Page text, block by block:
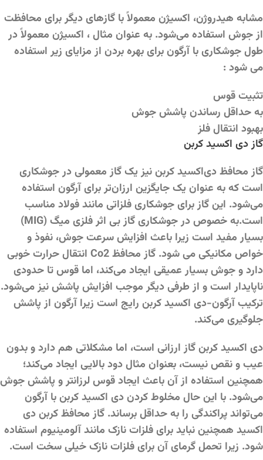
مشابه هیدروژن، اکسیژن معمولاً با گازهای دیگر برای محافظت
از جوش استفاده می‌شود. به عنوان مثال ، اکسیژن معمولاً در
طول جوشکاری با آرگون برای بهره بردن از مزایای زیر استفاده
می شود :
تثبیت قوس
به حداقل رساندن پاشش جوش
بهبود انتقال فلز
گاز دی اکسید کربن
گاز محافظ دی‌اکسید کربن نیز یک گاز معمولی در جوشکاری
است که به عنوان یک جایگزین ارزان‌تر برای آرگون استفاده
می‌شود. این گاز برای جوشکاری فلزاتی مانند فولاد مناسب
است.به خصوص در جوشکاری گاز بی اثر فلزی میگ (MIG)
بسیار مفید است زیرا باعث افزایش سرعت جوش، نفوذ و
خواص مکانیکی می شود. گاز محافظ Co2 انتقال حرارت خوبی
دارد و جوش بسیار عمیقی ایجاد می‌کند، اما قوس تا حدودی
ناپایدار است و از طرفی دیگر موجب افزایش پاشش نیز می‌شود.
ترکیب آرگون-دی اکسید کربن رایج است زیرا آرگون از پاشش
جلوگیری می‌کند.
دی اکسید کربن گاز ارزانی است، اما مشکلاتی هم دارد و بدون
عیب و نقص نیست، بعنوان مثال دود بالایی ایجاد می‌کند؛
همچنین استفاده از آن باعث ایجاد قوس لرزانتر و پاشش جوش
می‌شود. با این حال مخلوط کردن دی اکسید کربن با آرگون
می‌تواند پراکندگی را به حداقل برساند. گاز محافظ کربن دی
اکسید همچنین نباید برای فلزات نازک مانند آلومینیوم استفاده
شود. زیرا تحمل گرمای آن برای فلزات نازک خیلی سخت است.